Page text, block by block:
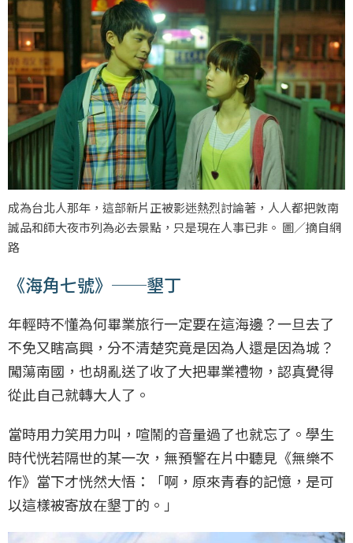
成為台北人那年，這部新片正被影迷熱烈討論著，人人都把敦南
誠品和師大夜市列為必去景點，只是現在人事已非。 圖／摘自網
路
《海角七號》──墾丁
年輕時不懂為何畢業旅行一定要在這海邊？一旦去了
不免又瞎高興，分不清楚究竟是因為人還是因為城？
闖蕩南國，也胡亂送了收了大把畢業禮物，認真覺得
從此自己就轉大人了。
當時用力笑用力叫，喧鬧的音量過了也就忘了。學生
時代恍若隔世的某一次，無預警在片中聽見《無樂不
作》當下才恍然大悟：「啊，原來青春的記憶，是可
以這樣被寄放在墾丁的。」